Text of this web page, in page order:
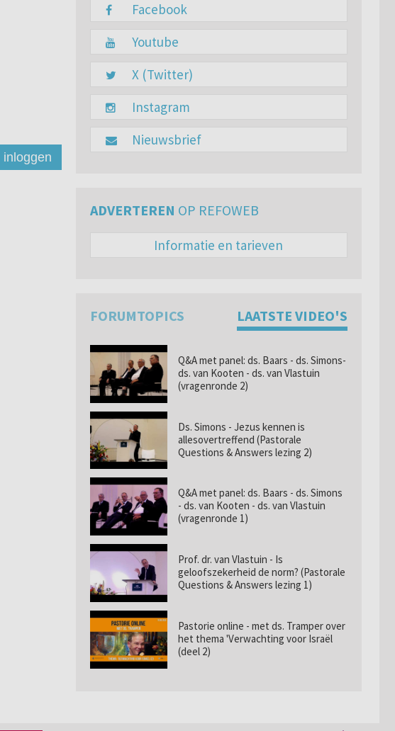
inloggen
Facebook
Youtube
X (Twitter)
Instagram
Nieuwsbrief
ADVERTEREN OP REFOWEB
Informatie en tarieven
FORUMTOPICS LAATSTE VIDEO'S
Q&A met panel: ds. Baars - ds. Simons-
ds. van Kooten - ds. van Vlastuin
(vragenronde 2)
Ds. Simons - Jezus kennen is
allesovertreffend (Pastorale
Questions & Answers lezing 2)
Q&A met panel: ds. Baars - ds. Simons
- ds. van Kooten - ds. van Vlastuin
(vragenronde 1)
Prof. dr. van Vlastuin - Is
geloofszekerheid de norm? (Pastorale
Questions & Answers lezing 1)
Pastorie online - met ds. Tramper over
het thema 'Verwachting voor Israël
(deel 2)